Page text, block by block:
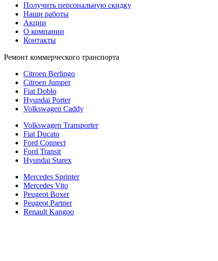
Получить персональную скидку
Наши работы
Акции
О компании
Контакты
Ремонт коммерческого транспорта
Citroen Berlingo
Citroen Jumper
Fiat Doblo
Hyundai Porter
Volkswagen Caddy
Volkswagen Transporter
Fiat Ducato
Ford Connect
Ford Transit
Hyundai Starex
Mercedes Sprinter
Mercedes Vito
Peugeot Boxer
Peugeot Partner
Renault Kangoo